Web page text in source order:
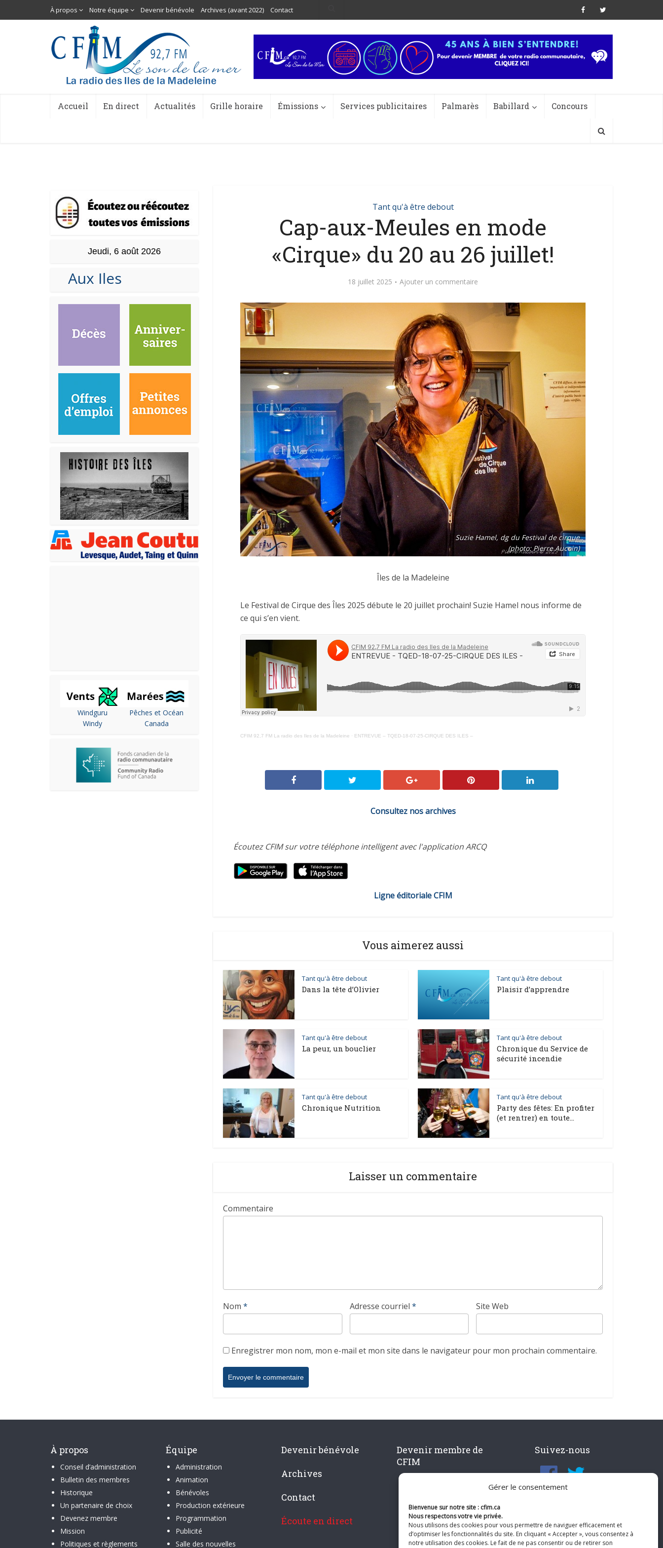
Gérer le consentement
Bienvenue sur notre site : cfim.ca
Nous respectons votre vie privée.
Nous utilisons des cookies pour vous permettre de naviguer efficacement et
d’optimiser les fonctionnalités du site. En cliquant « Accepter », vous consentez à
notre utilisation des cookies. Le fait de ne pas consentir ou de retirer son
À propos Notre équipe Devenir bénévole Archives (avant 2022) Contact
Accueil En direct Actualités Grille horaire Émissions Services publicitaires Palmarès Babillard Concours
Jeudi, 6 août 2026
Aux Iles
Windguru
Windy
Pêches et Océan
Canada
Tant qu'à être debout
Cap-aux-Meules en mode
«Cirque» du 20 au 26 juillet!
18 juillet 2025 Ajouter un commentaire
Suzie Hamel, dg du Festival de cirque
(photo: Pierre Aucoin)
Îles de la Madeleine
Le Festival de Cirque des Îles 2025 débute le 20 juillet prochain! Suzie Hamel nous informe de
ce qui s’en vient.
CFIM 92,7 FM La radio des Iles de la Madeleine · ENTREVUE – TQED-18-07-25-CIRQUE DES ILES –
Consultez nos archives
Écoutez CFIM sur votre téléphone intelligent avec l'application ARCQ
Ligne éditoriale CFIM
Vous aimerez aussi
Tant qu'à être debout
Dans la tête d’Olivier
Tant qu'à être debout
Plaisir d’apprendre
Tant qu'à être debout
La peur, un bouclier
Tant qu'à être debout
Chronique du Service de
sécurité incendie
Tant qu'à être debout
Chronique Nutrition
Tant qu'à être debout
Party des fêtes: En profiter
(et rentrer) en toute...
Laisser un commentaire
Commentaire
Nom * Adresse courriel * Site Web
Enregistrer mon nom, mon e-mail et mon site dans le navigateur pour mon prochain commentaire.
À propos
Conseil d’administration
Bulletin des membres
Historique
Un partenaire de choix
Devenez membre
Mission
Politiques et règlements
Équipe
Administration
Animation
Bénévoles
Production extérieure
Programmation
Publicité
Salle des nouvelles
Devenir bénévole
Archives
Contact
Écoute en direct
Devenir membre de
CFIM
Suivez-nous